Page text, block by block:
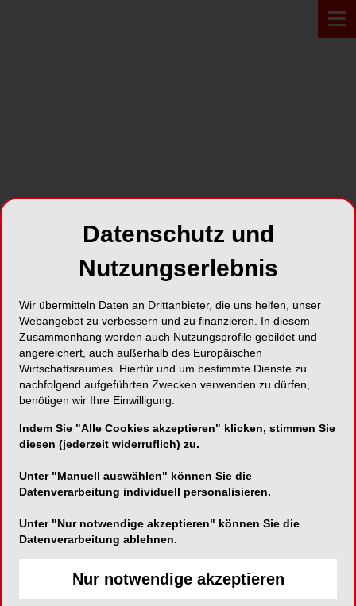
NEUSTADT 29.09.2022
Praxisbegehung: Gerücht
oder Realität?
29. September 2022, 13.00-17.00 Uhr
Infos und Anmeldung:
https://veranstaltungen.nwd.de/fortbildung.html?
NWD
Schuckertstr. 21
48153 Münster
Tel.: +49 (0) 251 / 7607-275
Datenschutz und
Nutzungserlebnis
Wir übermitteln Daten an Drittanbieter, die uns helfen, unser
Webangebot zu verbessern und zu finanzieren. In diesem
Zusammenhang werden auch Nutzungsprofile gebildet und
angereichert, auch außerhalb des Europäischen
Wirtschaftsraumes. Hierfür und um bestimmte Dienste zu
nachfolgend aufgeführten Zwecken verwenden zu dürfen,
benötigen wir Ihre Einwilligung.
Indem Sie "Alle Cookies akzeptieren" klicken, stimmen Sie
diesen (jederzeit widerruflich) zu.
Unter "Manuell auswählen" können Sie die
Datenverarbeitung individuell personalisieren.
Unter "Nur notwendige akzeptieren" können Sie die
Datenverarbeitung ablehnen.
Nur notwendige akzeptieren